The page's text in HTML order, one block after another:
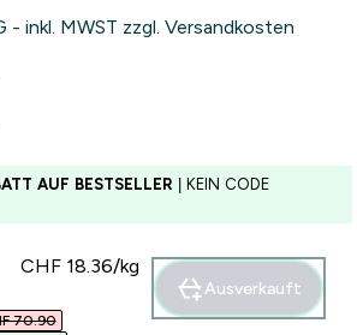
- inkl. MWST zzgl. Versandkosten
AUF BESTSELLER | KEIN CODE
price
CHF 18.36‎/kg
70.90‎
Ausverkauft